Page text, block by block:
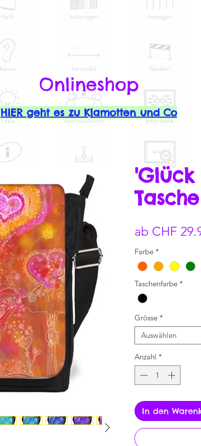
Onlineshop
HIER geht es zu Klamotten und Co
'Glück
Tasche
ab CHF
Farbe *
Taschenfarbe *
Grösse *
Auswählen
Anzahl *
In den